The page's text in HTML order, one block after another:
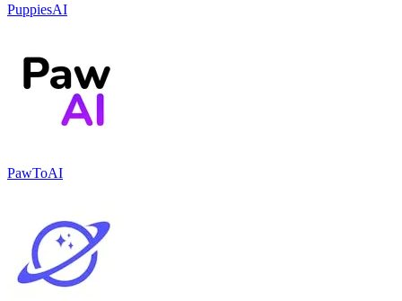
PuppiesAI
PawToAI